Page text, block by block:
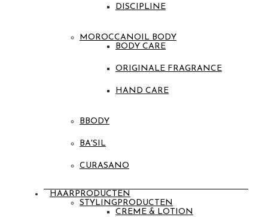
DISCIPLINE
MOROCCANOIL BODY
BODY CARE
ORIGINALE FRAGRANCE
HAND CARE
BBODY
BA'SIL
CURASANO
HAARPRODUCTEN
STYLINGPRODUCTEN
CREME & LOTION